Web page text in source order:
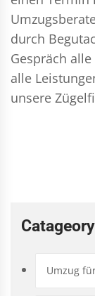
durch
Gespräch
alle
unsere
Catageory
Umzug